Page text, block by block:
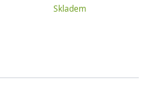
Skladem